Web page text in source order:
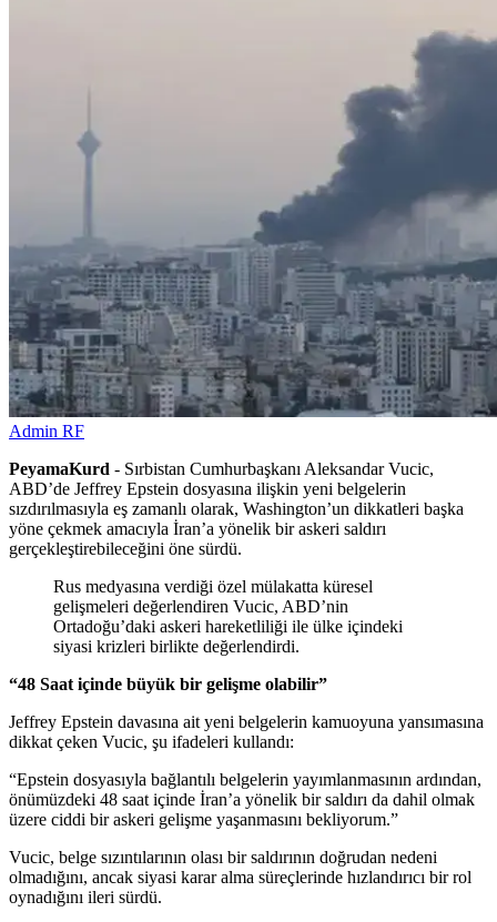
Admin RF
PeyamaKurd - Sırbistan Cumhurbaşkanı Aleksandar Vucic,
ABD’de Jeffrey Epstein dosyasına ilişkin yeni belgelerin
sızdırılmasıyla eş zamanlı olarak, Washington’un dikkatleri başka
yöne çekmek amacıyla İran’a yönelik bir askeri saldırı
gerçekleştirebileceğini öne sürdü.
Rus medyasına verdiği özel mülakatta küresel
gelişmeleri değerlendiren Vucic, ABD’nin
Ortadoğu’daki askeri hareketliliği ile ülke içindeki
siyasi krizleri birlikte değerlendirdi.
“48 Saat içinde büyük bir gelişme olabilir”
Jeffrey Epstein davasına ait yeni belgelerin kamuoyuna yansımasına
dikkat çeken Vucic, şu ifadeleri kullandı:
“Epstein dosyasıyla bağlantılı belgelerin yayımlanmasının ardından,
önümüzdeki 48 saat içinde İran’a yönelik bir saldırı da dahil olmak
üzere ciddi bir askeri gelişme yaşanmasını bekliyorum.”
Vucic, belge sızıntılarının olası bir saldırının doğrudan nedeni
olmadığını, ancak siyasi karar alma süreçlerinde hızlandırıcı bir rol
oynadığını ileri sürdü.